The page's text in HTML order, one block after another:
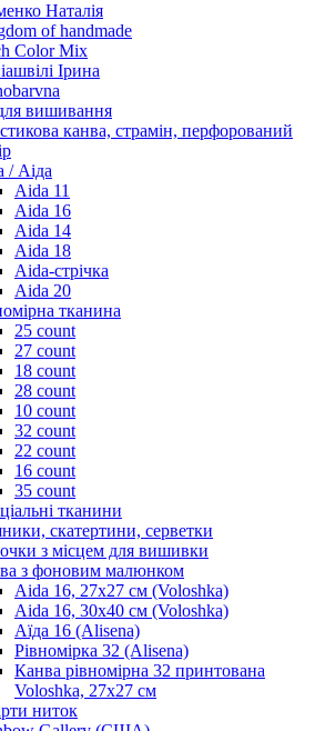
Наталія
of handmade
Color Mix
Ірина
вишивання
канва, страмін, перфорований
/ Аіда
Aida 11
Aida 16
Aida 14
Aida 18
Aida-стрічка
Aida 20
тканина
25 count
27 count
18 count
28 count
10 count
32 count
22 count
16 count
35 count
тканини
скатертини, серветки
з місцем для вишивки
з фоновим малюнком
Aida 16, 27х27 см (Voloshka)
Aida 16, 30х40 см (Voloshka)
Аїда 16 (Alisena)
Рівномірка 32 (Alisena)
Канва рівномірна 32 принтована
Voloshka, 27х27 см
ниток